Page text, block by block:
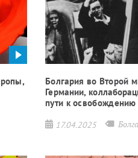
Болгария во Второй
Германии,
пути к освобождению
17.04.2025